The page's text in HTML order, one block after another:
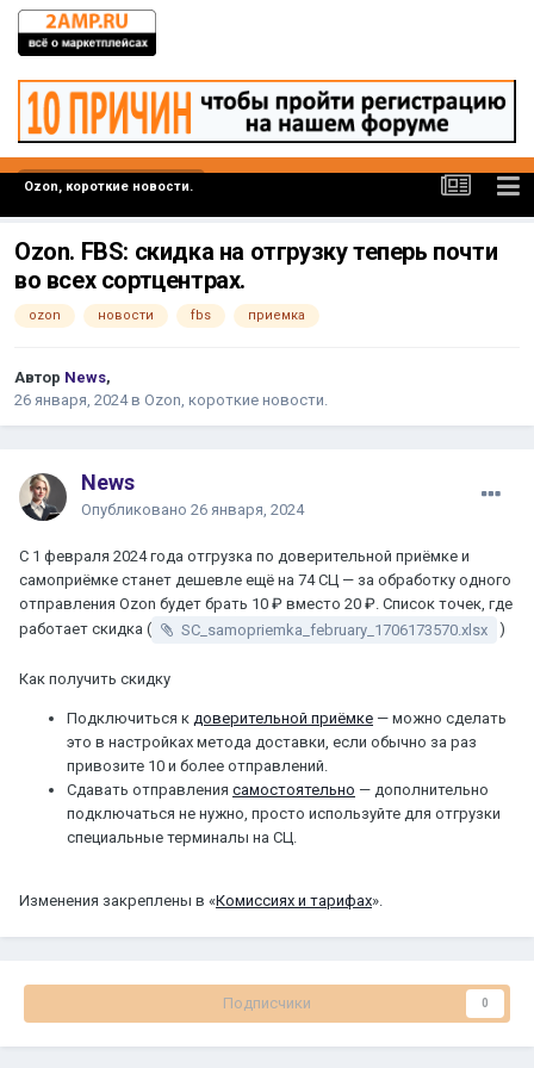
Ozon, короткие новости.
Ozon. FBS: скидка на отгрузку теперь почти
во всех сортцентрах.
ozon новости fbs приемка
Автор News,
26 января, 2024в Ozon, короткие новости.
News
Опубликовано 26 января, 2024
С 1 февраля 2024 года отгрузка по доверительной приёмке и
самоприёмке станет дешевле ещё на 74 СЦ — за обработку одного
отправления Ozon будет брать 10 ₽ вместо 20 ₽. Список точек, где
работает скидка (
SC_samopriemka_february_1706173570.xlsx )
Как получить скидку
Подключиться к доверительной приёмке — можно сделать
это в настройках метода доставки, если обычно за раз
привозите 10 и более отправлений.
Сдавать отправления самостоятельно — дополнительно
подключаться не нужно, просто используйте для отгрузки
специальные терминалы на СЦ.
Изменения закреплены в «Комиссиях и тарифах».
Подписчики 0